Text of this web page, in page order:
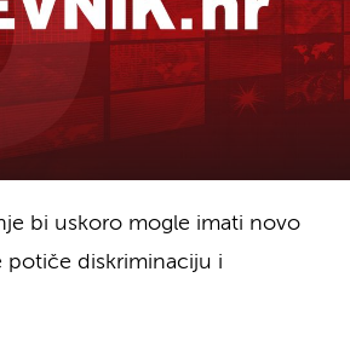
bi uskoro mogle imati novo
potiče diskriminaciju i